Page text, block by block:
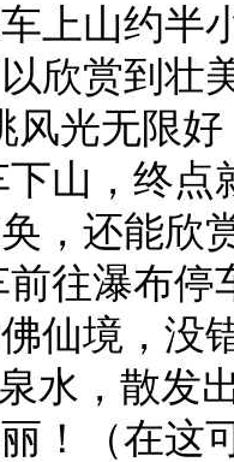
上山约半
欣赏到壮
风光无限好
山，终点
，还能欣
前往瀑布停
仙境，没
水，散发
！（在这